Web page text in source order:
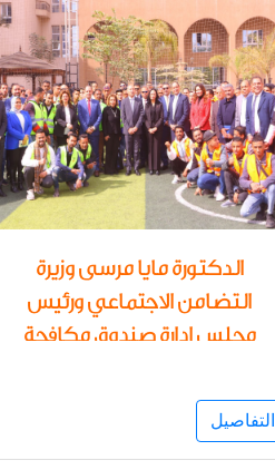
الدكتورة مايا مرسى وزيرة
التضامن الاجتماعي ورئيس
مجلس إدارة صندوق مكافحة
الحماية من المخدرات بالمناطق
المطورة " بديلة العشوائيات "
التفاصيل